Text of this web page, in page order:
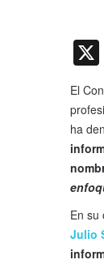
El
ha
En su
Julio